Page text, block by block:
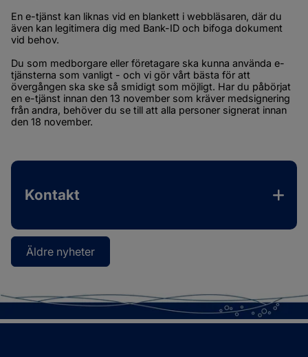
En e-tjänst kan liknas vid en blankett i webbläsaren, där du
även kan legitimera dig med Bank-ID och bifoga dokument
vid behov.
Du som medborgare eller företagare ska kunna använda e-
tjänsterna som vanligt - och vi gör vårt bästa för att
övergången ska ske så smidigt som möjligt. Har du påbörjat
en e-tjänst innan den 13 november som kräver medsignering
från andra, behöver du se till att alla personer signerat innan
den 18 november.
Kontakt
Äldre nyheter